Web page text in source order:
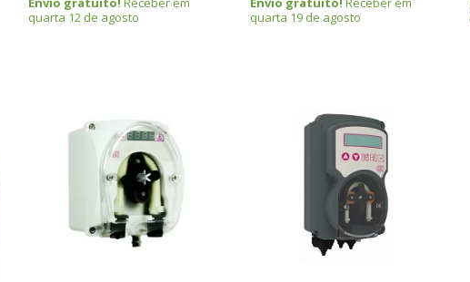
quarta 12 de agosto
quarta 19 de agosto